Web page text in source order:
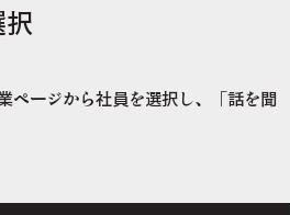
ページから社員を選択し、「話を聞